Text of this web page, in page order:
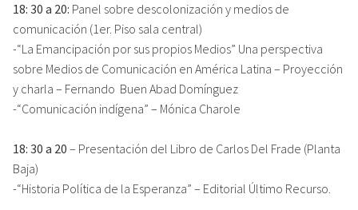
18: 30 a 20: Panel sobre descolonización y medios de
comunicación (1er. Piso sala central)
-“La Emancipación por sus propios Medios” Una perspectiva
sobre Medios de Comunicación en América Latina – Proyección
y charla – Fernando Buen Abad Domínguez
-“Comunicación indígena” – Mónica Charole
18: 30 a 20 – Presentación del Libro de Carlos Del Frade (Planta
Baja)
-“Historia Política de la Esperanza” – Editorial Último Recurso.